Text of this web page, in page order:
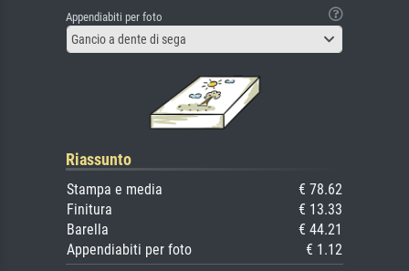
Appendiabiti per foto
Gancio a dente di sega
Riassunto
Stampa e media
€ 78.62
Finitura
€ 13.33
Barella
€ 44.21
Appendiabiti per foto
€ 1.12